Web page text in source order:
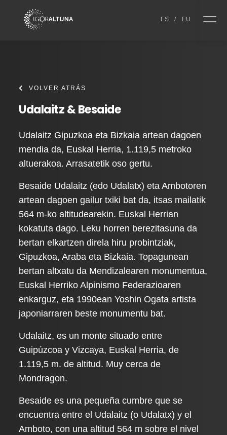
ES / EU
VOLVER ATRÁS
Udalaitz & Besaide
Udalaitz Gipuzkoa eta Bizkaia artean dagoen
mendia da, Euskal Herria, 1.119,5 metroko
altuerakoa. Arrasatetik oso gertu.
Besaide Udalaitz (edo Udalatx) eta Ambotoren
artean dagoen gailur txiki bat da, itsas mailatik
564 m-ko altitudearekin. Euskal Herrian
kokatuta dago. Leku horren berezitasuna da
bertan elkartzen direla hiru probintziak,
Gipuzkoa, Araba eta Bizkaia. Topagunean
bertan altxatu da Mendizalearen monumentua,
Euskal Herriko Alpinismo Federazioaren
enkarguz, eta 1990ean Yoshin Ogata artista
japoniarraren beste monumentu bat.
Udalaitz, es un monte situado entre
Guipúzcoa y Vizcaya, Euskal Herria, de
1.119,5 m. de altitud. Muy cerca de
Mondragon.
Besaide es una pequeña cumbre que se
encuentra entre el Udalaitz (o Udalatx) y el
Amboto, con una altitud 564 m sobre el nivel